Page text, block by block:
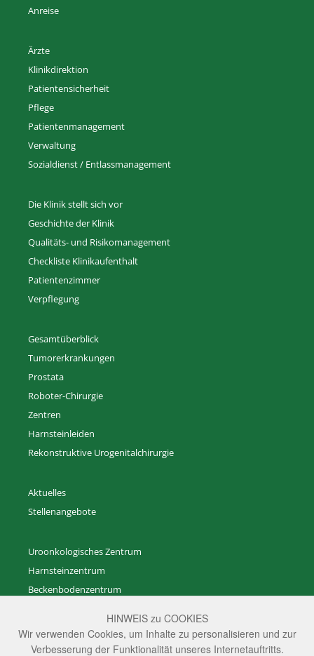
HINWEIS zu COOKIES
Wir verwenden Cookies, um Inhalte zu personalisieren und zur
Verbesserung der Funktionalität unseres Internetauftritts.
Anreise
Ärzte
Klinikdirektion
Patientensicherheit
Pflege
Patientenmanagement
Verwaltung
Sozialdienst / Entlassmanagement
Die Klinik stellt sich vor
Geschichte der Klinik
Qualitäts- und Risikomanagement
Checkliste Klinikaufenthalt
Patientenzimmer
Verpflegung
Gesamtüberblick
Tumorerkrankungen
Prostata
Roboter-Chirurgie
Zentren
Harnsteinleiden
Rekonstruktive Urogenitalchirurgie
Aktuelles
Stellenangebote
Uroonkologisches Zentrum
Harnsteinzentrum
Beckenbodenzentrum
Zentrum für gutartige Prostataerkrankungen
Zentrum für Andrologie